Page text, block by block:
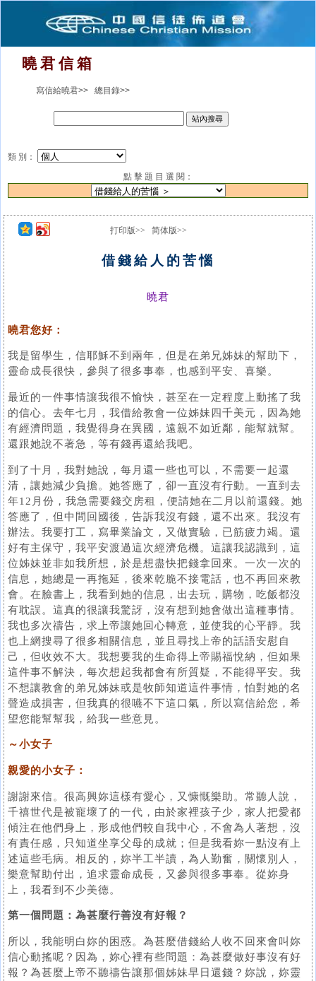
曉 君 信 箱
寫信給曉君>> 總目錄>>
類 別：
點 擊 題 目 選 閱：
打印版>> 简体版>>
借錢給人的苦惱
曉君
曉君您好：
我是留學生，信耶穌不到兩年，但是在弟兄姊妹的幫助下，
靈命成長很快，參與了很多事奉，也感到平安、喜樂。
最近的一件事情讓我很不愉快，甚至在一定程度上動搖了我
的信心。去年七月，我借給教會一位姊妹四千美元，因為她
有經濟問題，我覺得身在異國，遠親不如近鄰，能幫就幫。
還跟她說不著急，等有錢再還給我吧。
到了十月，我對她說，每月還一些也可以，不需要一起還
清，讓她減少負擔。她答應了，卻一直沒有行動。一直到去
年12月份，我急需要錢交房租，便請她在二月以前還錢。她
答應了，但中間回國後，告訴我沒有錢，還不出來。我沒有
辦法。我要打工，寫畢業論文，又做實驗，已筋疲力竭。還
好有主保守，我平安渡過這次經濟危機。這讓我認識到，這
位姊妹並非如我所想，於是想盡快把錢拿回來。一次一次的
信息，她總是一再拖延，後來乾脆不接電話，也不再回來教
會。在臉書上，我看到她的信息，出去玩，購物，吃飯都沒
有耽誤。這真的很讓我驚訝，沒有想到她會做出這種事情。
我也多次禱告，求上帝讓她回心轉意，並使我的心平靜。我
也上網搜尋了很多相關信息，並且尋找上帝的話語安慰自
己，但收效不大。我想要我的生命得上帝賜福悅納，但如果
這件事不解決，每次想起我都會有所質疑，不能得平安。我
不想讓教會的弟兄姊妹或是牧師知道這件事情，怕對她的名
聲造成損害，但我真的很嚥不下這口氣，所以寫信給您，希
望您能幫幫我，給我一些意見。
～小女子
親愛的小女子：
謝謝來信。很高興妳這樣有愛心，又慷慨樂助。常聽人說，
千禧世代是被寵壞了的一代，由於家裡孩子少，家人把愛都
傾注在他們身上，形成他們較自我中心，不會為人著想，沒
有責任感，只知道坐享父母的成就；但是我看妳一點沒有上
述這些毛病。相反的，妳半工半讀，為人勤奮，關懷別人，
樂意幫助付出，追求靈命成長，又參與很多事奉。從妳身
上，我看到不少美德。
第一個問題：為甚麼行善沒有好報？
所以，我能明白妳的困惑。為甚麼借錢給人收不回來會叫妳
信心動搖呢？因為，妳心裡有些問題：為甚麼做好事沒有好
報？為甚麼上帝不聽禱告讓那個姊妹早日還錢？妳說，妳靈